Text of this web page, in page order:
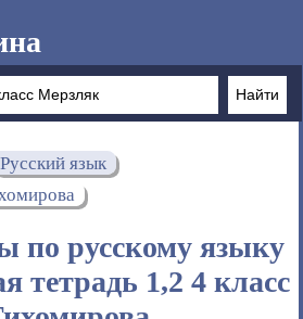
Русский язык
по русскому языку
тетрадь 1,2 4 класс